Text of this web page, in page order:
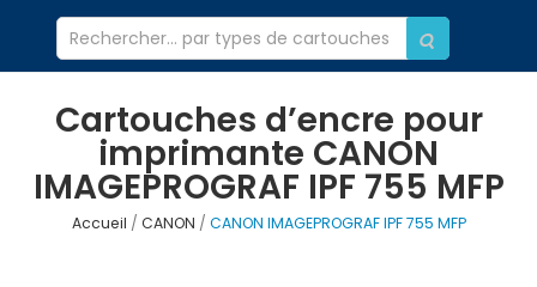
Cartouches d’encre pour
imprimante CANON
IMAGEPROGRAF IPF 755 MFP
Accueil CANON CANON IMAGEPROGRAF IPF 755 MFP